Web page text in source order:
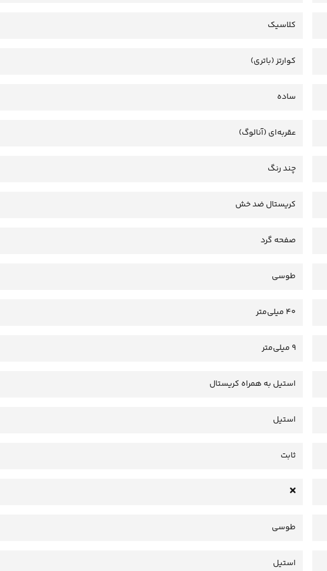
کلاسیک
کوارتز (باتری)
ساده
عقربه‌ای (آنالوگ)
چند رنگ
کریستال ضد خش
صفحه گرد
طوسی
40 میلی‌متر
9 میلی‌متر
استیل به همراه کریستال
استیل
ثابت
طوسی
استیل